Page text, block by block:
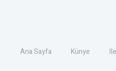
Ana Sayfa Künye